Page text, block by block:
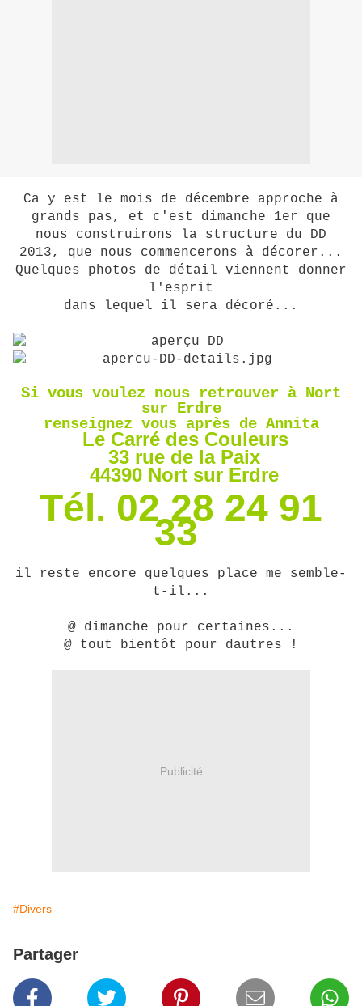
Ca y est le mois de décembre approche à
grands pas, et c'est dimanche 1er que
nous construirons la structure du DD
2013, que nous commencerons à décorer...
Quelques photos de détail viennent donner
l'esprit
dans lequel il sera décoré...
Si vous voulez nous retrouver à Nort
sur Erdre
renseignez vous après de Annita
Le Carré des Couleurs
33 rue de la Paix
44390 Nort sur Erdre
Tél. 02 28 24 91
33
il reste encore quelques place me semble-
t-il...
@ dimanche pour certaines...
@ tout bientôt pour dautres !
Publicité
#Divers
Partager